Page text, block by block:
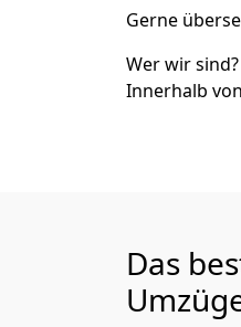
Gerne
Wer wir
Innerhalb
Das